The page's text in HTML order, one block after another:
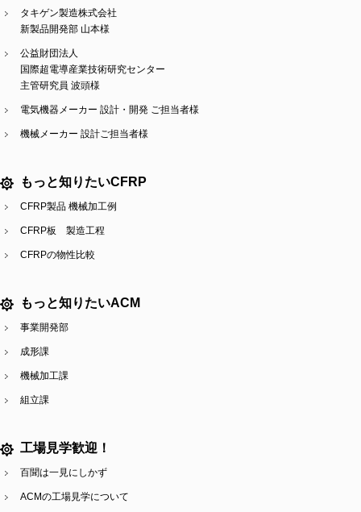
タキゲン製造株式会社
新製品開発部 山本様
公益財団法人
国際超電導産業技術研究センター
主管研究員 波頭様
電気機器メーカー 設計・開発 ご担当者様
機械メーカー 設計ご担当者様
もっと知りたいCFRP
CFRP製品 機械加工例
CFRP板 製造工程
CFRPの物性比較
もっと知りたいACM
事業開発部
成形課
機械加工課
組立課
工場見学歓迎！
百聞は一見にしかず
ACMの工場見学について